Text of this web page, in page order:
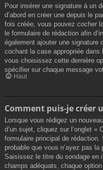
Pour insérer une signature à un
d’abord en créer une depuis le
fois créée, vous pouvez cocher
le formulaire de rédaction afin
également ajouter une signature
cochant la case appropriée dans
vous choisissez cette dernière
spécifier sur chaque message
Haut
Comment puis-je créer
Lorsque vous rédigez un
d’un sujet, cliquez sur l’onglet «
formulaire principal de
probable que vous n’ayez pas
Saisissez le titre du sondage en
champs adéquats, chaque